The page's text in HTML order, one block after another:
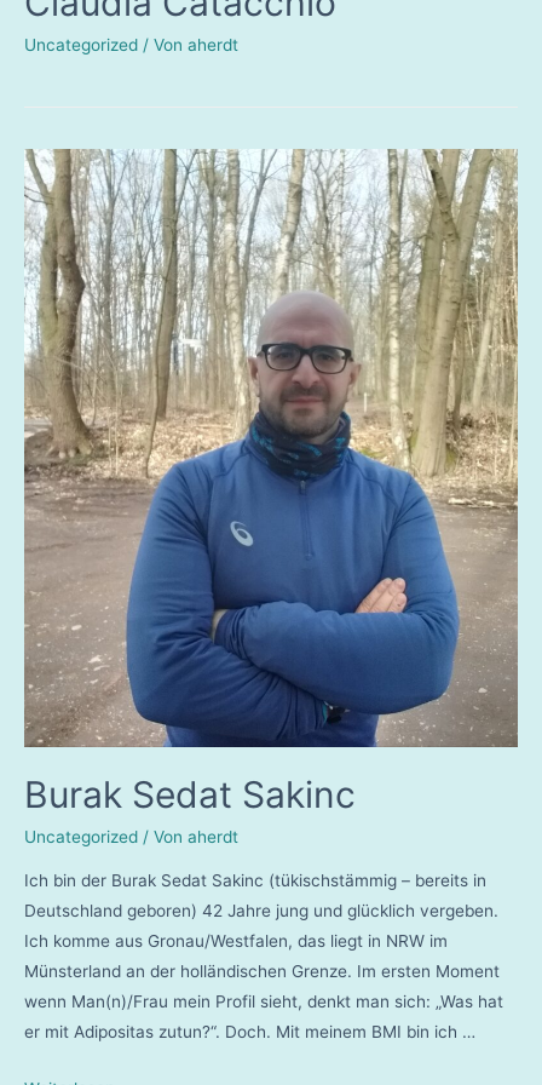
Uncategorized / Von aherdt
Burak Sedat Sakinc
Uncategorized / Von aherdt
Ich bin der Burak Sedat Sakinc (tükischstämmig – bereits in
Deutschland geboren) 42 Jahre jung und glücklich vergeben.
Ich komme aus Gronau/Westfalen, das liegt in NRW im
Münsterland an der holländischen Grenze. Im ersten Moment
wenn Man(n)/Frau mein Profil sieht, denkt man sich: „Was hat
er mit Adipositas zutun?“. Doch. Mit meinem BMI bin ich …